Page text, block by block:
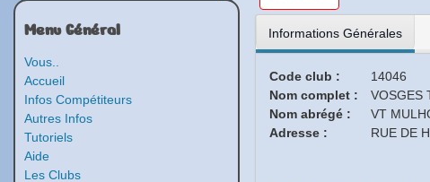
Menu Général
Vous..
Accueil
Infos Compétiteurs
Autres Infos
Tutoriels
Aide
Les Clubs
Informations Générales
Code club :
14046
Nom complet :
VOSGES
Nom abrégé :
VT
Adresse :
RUE DE